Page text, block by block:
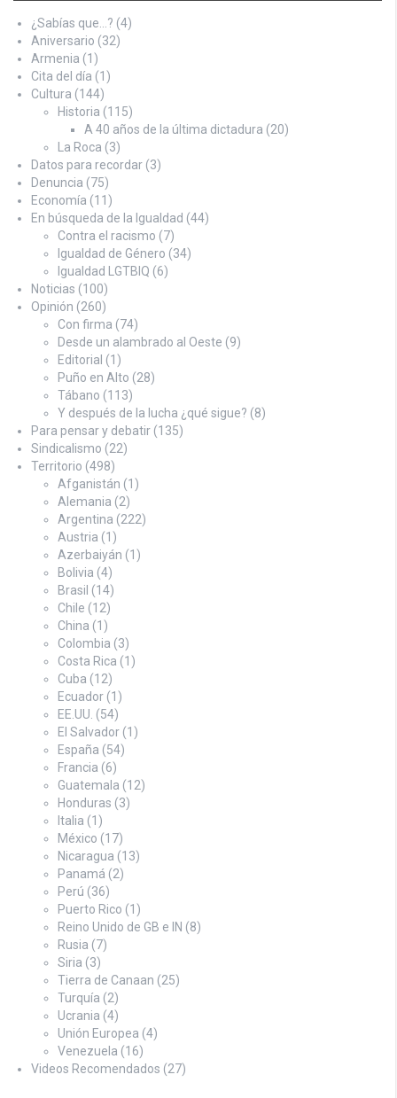
¿Sabías que…? (4)
Aniversario (32)
Armenia (1)
Cita del día (1)
Cultura (144)
Historia (115)
A 40 años de la última dictadura (20)
La Roca (3)
Datos para recordar (3)
Denuncia (75)
Economía (11)
En búsqueda de la Igualdad (44)
Contra el racismo (7)
Igualdad de Género (34)
Igualdad LGTBIQ (6)
Noticias (100)
Opinión (260)
Con firma (74)
Desde un alambrado al Oeste (9)
Editorial (1)
Puño en Alto (28)
Tábano (113)
Y después de la lucha ¿qué sigue? (8)
Para pensar y debatir (135)
Sindicalismo (22)
Territorio (498)
Afganistán (1)
Alemania (2)
Argentina (222)
Austria (1)
Azerbaiyán (1)
Bolivia (4)
Brasil (14)
Chile (12)
China (1)
Colombia (3)
Costa Rica (1)
Cuba (12)
Ecuador (1)
EE.UU. (54)
El Salvador (1)
España (54)
Francia (6)
Guatemala (12)
Honduras (3)
Italia (1)
México (17)
Nicaragua (13)
Panamá (2)
Perú (36)
Puerto Rico (1)
Reino Unido de GB e IN (8)
Rusia (7)
Siria (3)
Tierra de Canaan (25)
Turquía (2)
Ucrania (4)
Unión Europea (4)
Venezuela (16)
Videos Recomendados (27)